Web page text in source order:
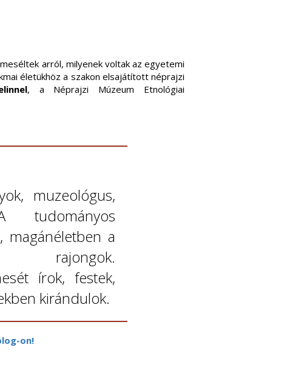
arról, milyenek voltak az egyetemi
életükhöz a szakon elsajátított néprajzi
, a Néprajzi Múzeum Etnológiai
muzeológus,
tudományos
magánéletben a
rajongok.
írok, festek,
kirándulok.
on!